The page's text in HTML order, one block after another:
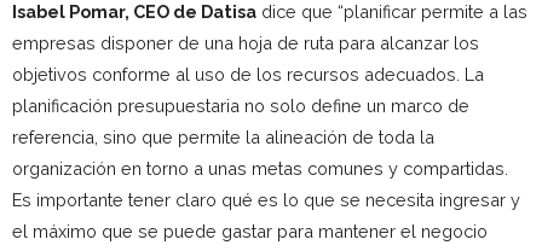
Isabel Pomar, CEO de Datisa dice que “planificar permite a las
empresas disponer de una hoja de ruta para alcanzar los
objetivos conforme al uso de los recursos adecuados. La
planificación presupuestaria no solo define un marco de
referencia, sino que permite la alineación de toda la
organización en torno a unas metas comunes y compartidas.
Es importante tener claro qué es lo que se necesita ingresar y
el máximo que se puede gastar para mantener el negocio